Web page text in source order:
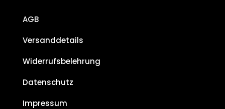
AGB
Versanddetails
Widerrufsbelehrung
Datenschutz
Impressum